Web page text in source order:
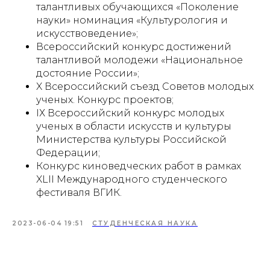
талантливых обучающихся «Поколение
науки» номинация «Культурология и
искусствоведение»;
Всероссийский конкурс достижений
талантливой молодежи «Национальное
достояние России»;
X Всероссийский съезд Советов молодых
ученых. Конкурс проектов;
IХ Всероссийский конкурс молодых
ученых в области искусств и культуры
Министерства культуры Российской
Федерации;
Конкурс киноведческих работ в рамках
XLII Международного студенческого
фестиваля ВГИК.
2023-06-04 19:51 СТУДЕНЧЕСКАЯ НАУКА